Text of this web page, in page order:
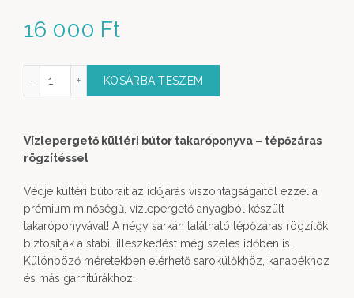
16 000 Ft
Takaróponyva mennyiség
KOSÁRBA TESZEM
Vízlepergető kültéri bútor takaróponyva – tépőzáras
rögzítéssel
Védje kültéri bútorait az időjárás viszontagságaitól ezzel a
prémium minőségű, vízlepergető anyagból készült
takaróponyvával! A négy sarkán található tépőzáras rögzítők
biztosítják a stabil illeszkedést még szeles időben is.
Különböző méretekben elérhető sarokülőkhöz, kanapékhoz
és más garnitúrákhoz.